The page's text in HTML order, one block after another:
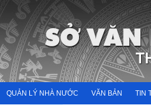
QUẢN LÝ NHÀ NƯỚC VĂN BẢN TIN